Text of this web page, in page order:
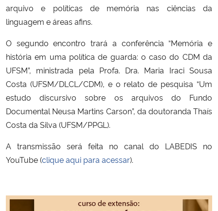
Ministério da Mulher, da Família e dos Direitos Humanos
Secretaria de Governo
Gabinete de Segurança Institucional
Advocacia-Geral da União
Planalto
arquivo e políticas de memória nas ciências da
linguagem e áreas afins.
O segundo encontro trará a conferência “Memória e
história em uma política de guarda: o caso do CDM da
UFSM”, ministrada pela Profa. Dra. Maria Iraci Sousa
Costa (UFSM/DLCL/CDM), e o relato de pesquisa “Um
estudo discursivo sobre os arquivos do Fundo
Documental Neusa Martins Carson”, da doutoranda Thaís
Costa da Silva (UFSM/PPGL).
A transmissão será feita no canal do LABEDIS no
YouTube (clique aqui para acessar).